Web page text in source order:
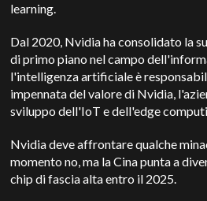
learning.
Dal 2020, Nvidia ha consolidato la
di primo piano nel campo
l'intelligenza artificiale è
impennata del valore di Nvidia,
sviluppo dell'IoT e dell'edge
Nvidia deve affrontare qualche
momento no, ma la Cina punta a
chip di fascia alta entro il 2025.